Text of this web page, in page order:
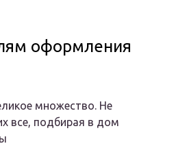
оформления
множество. Не
все, подбирая в дом